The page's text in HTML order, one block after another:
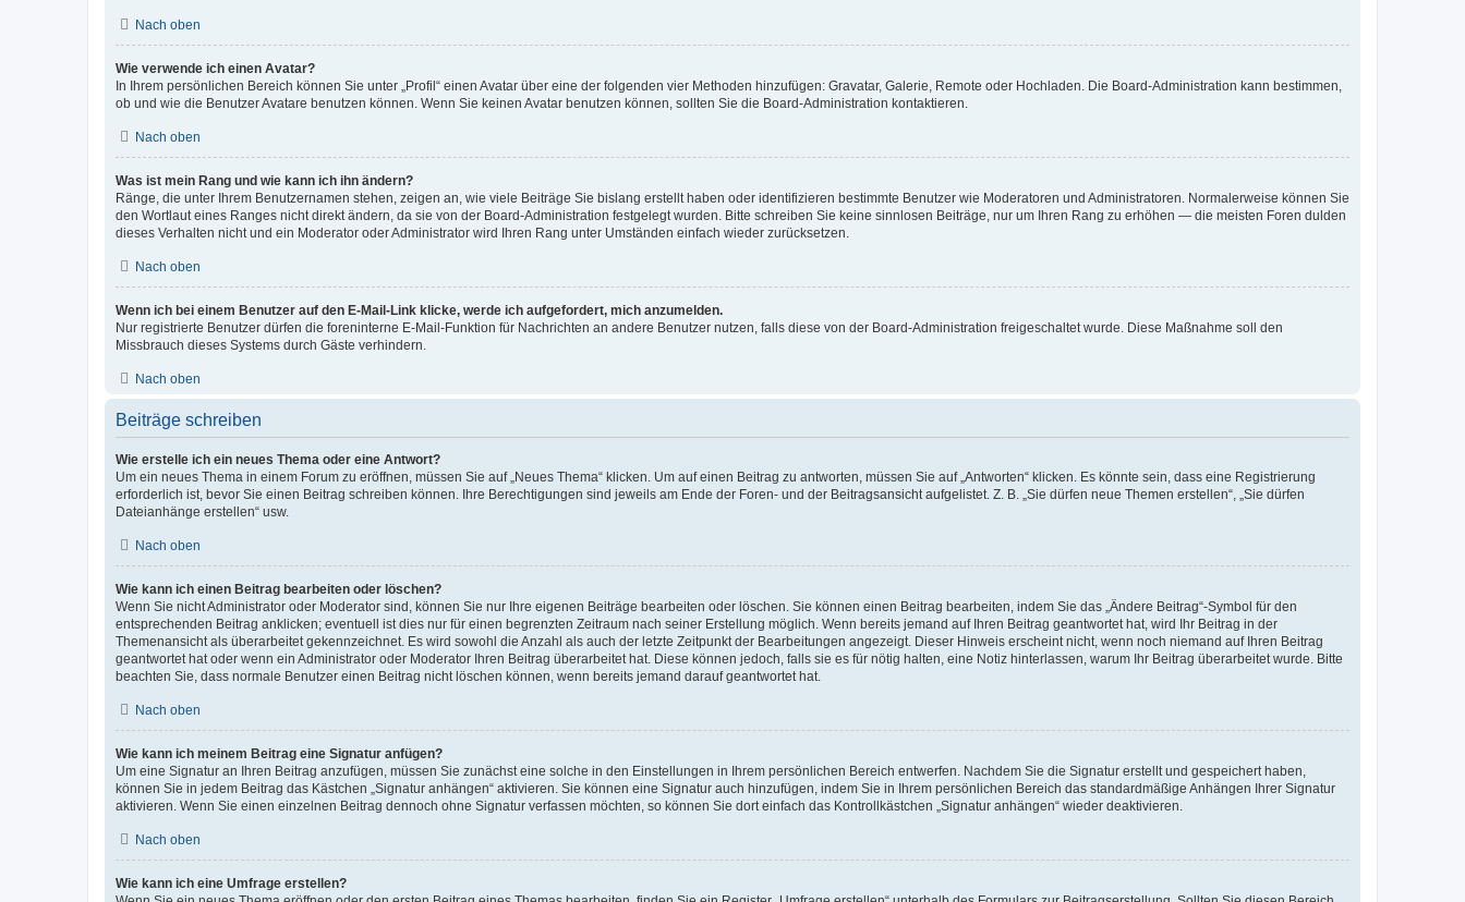
Nach oben
Wie verwende ich einen Avatar?
In Ihrem persönlichen Bereich können Sie unter „Profil“ einen Avatar über eine der folgenden vier Methoden hinzufügen: Gravatar, Galerie, Remote oder Hochladen. Die Board-Administration kann bestimmen,
ob und wie die Benutzer Avatare benutzen können. Wenn Sie keinen Avatar benutzen können, sollten Sie die Board-Administration kontaktieren.
Nach oben
Was ist mein Rang und wie kann ich ihn ändern?
Ränge, die unter Ihrem Benutzernamen stehen, zeigen an, wie viele Beiträge Sie bislang erstellt haben oder identifizieren bestimmte Benutzer wie Moderatoren und Administratoren. Normalerweise können Sie
den Wortlaut eines Ranges nicht direkt ändern, da sie von der Board-Administration festgelegt wurden. Bitte schreiben Sie keine sinnlosen Beiträge, nur um Ihren Rang zu erhöhen — die meisten Foren dulden
dieses Verhalten nicht und ein Moderator oder Administrator wird Ihren Rang unter Umständen einfach wieder zurücksetzen.
Nach oben
Wenn ich bei einem Benutzer auf den E-Mail-Link klicke, werde ich aufgefordert, mich anzumelden.
Nur registrierte Benutzer dürfen die foreninterne E-Mail-Funktion für Nachrichten an andere Benutzer nutzen, falls diese von der Board-Administration freigeschaltet wurde. Diese Maßnahme soll den
Missbrauch dieses Systems durch Gäste verhindern.
Nach oben
Beiträge schreiben
Wie erstelle ich ein neues Thema oder eine Antwort?
Um ein neues Thema in einem Forum zu eröffnen, müssen Sie auf „Neues Thema“ klicken. Um auf einen Beitrag zu antworten, müssen Sie auf „Antworten“ klicken. Es könnte sein, dass eine Registrierung
erforderlich ist, bevor Sie einen Beitrag schreiben können. Ihre Berechtigungen sind jeweils am Ende der Foren- und der Beitragsansicht aufgelistet. Z. B. „Sie dürfen neue Themen erstellen“, „Sie dürfen
Dateianhänge erstellen“ usw.
Nach oben
Wie kann ich einen Beitrag bearbeiten oder löschen?
Wenn Sie nicht Administrator oder Moderator sind, können Sie nur Ihre eigenen Beiträge bearbeiten oder löschen. Sie können einen Beitrag bearbeiten, indem Sie das „Ändere Beitrag“-Symbol für den
entsprechenden Beitrag anklicken; eventuell ist dies nur für einen begrenzten Zeitraum nach seiner Erstellung möglich. Wenn bereits jemand auf Ihren Beitrag geantwortet hat, wird Ihr Beitrag in der
Themenansicht als überarbeitet gekennzeichnet. Es wird sowohl die Anzahl als auch der letzte Zeitpunkt der Bearbeitungen angezeigt. Dieser Hinweis erscheint nicht, wenn noch niemand auf Ihren Beitrag
geantwortet hat oder wenn ein Administrator oder Moderator Ihren Beitrag überarbeitet hat. Diese können jedoch, falls sie es für nötig halten, eine Notiz hinterlassen, warum Ihr Beitrag überarbeitet wurde. Bitte
beachten Sie, dass normale Benutzer einen Beitrag nicht löschen können, wenn bereits jemand darauf geantwortet hat.
Nach oben
Wie kann ich meinem Beitrag eine Signatur anfügen?
Um eine Signatur an Ihren Beitrag anzufügen, müssen Sie zunächst eine solche in den Einstellungen in Ihrem persönlichen Bereich entwerfen. Nachdem Sie die Signatur erstellt und gespeichert haben,
können Sie in jedem Beitrag das Kästchen „Signatur anhängen“ aktivieren. Sie können eine Signatur auch hinzufügen, indem Sie in Ihrem persönlichen Bereich das standardmäßige Anhängen Ihrer Signatur
aktivieren. Wenn Sie einen einzelnen Beitrag dennoch ohne Signatur verfassen möchten, so können Sie dort einfach das Kontrollkästchen „Signatur anhängen“ wieder deaktivieren.
Nach oben
Wie kann ich eine Umfrage erstellen?